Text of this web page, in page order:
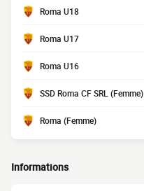
Roma U18
Roma U17
Roma U16
SSD Roma CF SRL (Femme)
Roma (Femme)
Informations